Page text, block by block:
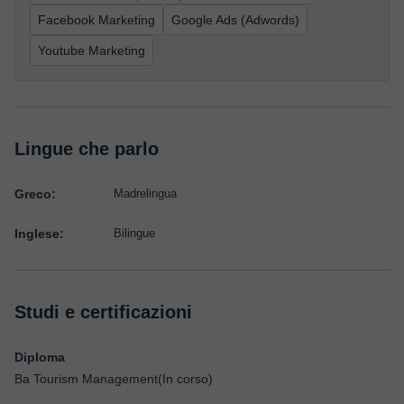
Facebook Marketing Google Ads (Adwords)
Youtube Marketing
Lingue che parlo
Greco: Madrelingua
Inglese: Bilingue
Studi e certificazioni
Diploma
Ba Tourism Management(In corso)